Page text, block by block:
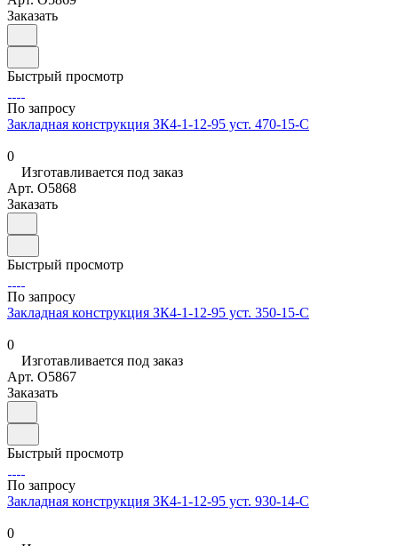
Заказать
Быстрый просмотр
По запросу
Закладная конструкция ЗК4-1-12-95 уст. 470-15-С
0
Изготавливается под заказ
Арт. O5868
Заказать
Быстрый просмотр
По запросу
Закладная конструкция ЗК4-1-12-95 уст. 350-15-С
0
Изготавливается под заказ
Арт. O5867
Заказать
Быстрый просмотр
По запросу
Закладная конструкция ЗК4-1-12-95 уст. 930-14-С
0